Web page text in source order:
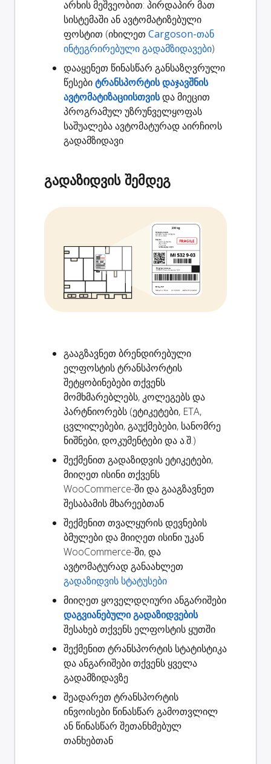
არხის მეშვეობით: პირდაპირ მათ
სისტემაში ან ავტომატიზებული
ფოსტით (იხილეთ Cargoson-თან
ინტეგრირებული გადამზიდავები)
დააყენეთ წინასწარ განსაზღვრული
წესებიტრანსპორტის დაჯავშნის
ავტომატიზაციისთვისდა მიეცით
პროგრამულ უზრუნველყოფას
საშუალება ავტომატურად აირჩიოს
გადამზიდავი
გადაზიდვის შემდეგ
გააგზავნეთ ბრენდირებული
ელფოსტისტრანსპორტის
შეტყობინებებითქვენს
მომხმარებლებს, კოლეგებს და
პარტნიორებს (ეტიკეტები, ETA,
ცვლილებები, გაუქმებები, სანომრე
ნიშნები, დოკუმენტები და ა.შ.)
შექმენით გადაზიდვის ეტიკეტები,
მიიღეთ ისინი თქვენს
WooCommerce-ში და გააგზავნეთ
შესაბამის მხარეებთან
შექმენით თვალყურის დევნების
ბმულებიდა მიიღეთ ისინი უკან
WooCommerce-ში, და
ავტომატურად განაახლეთ
გადაზიდვის სტატუსები
მიიღეთ ყოველდღიური ანგარიშები
დაგვიანებული გადაზიდვების
შესახებ თქვენს ელფოსტის ყუთში
შექმენით ტრანსპორტის სტატისტიკა
და ანგარიშები თქვენს ყველა
გადამზიდავზე
შეადარეთ ტრანსპორტის
ინვოისები წინასწარ გამოთვლილ
ან წინასწარ შეთანხმებულ
თანხებთან